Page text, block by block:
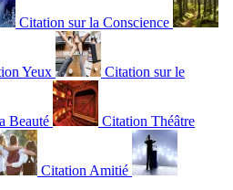
Citation sur la Conscience
Yeux Citation sur le
Beauté Citation Théâtre
Citation Amitié